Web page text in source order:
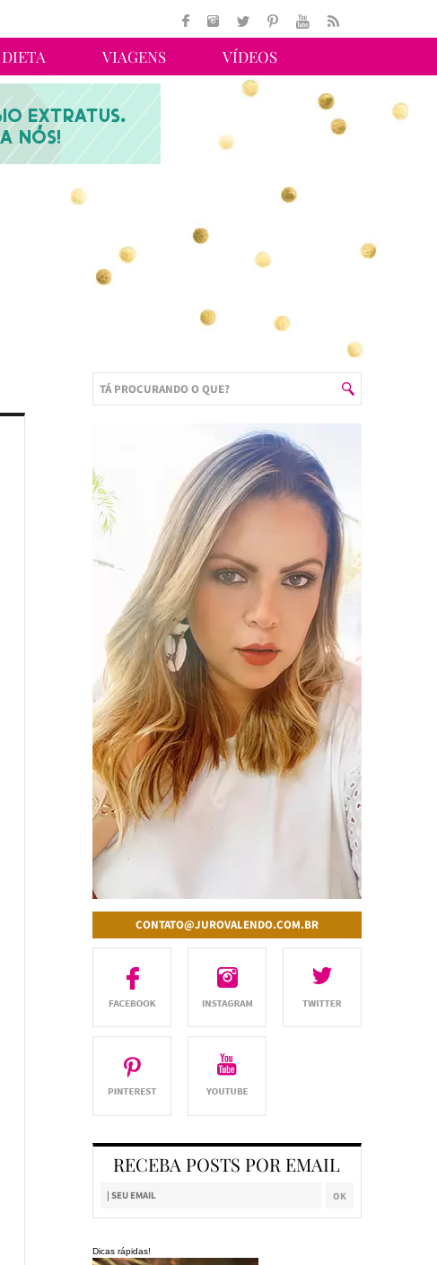
DIETA VIAGENS VÍDEOS
CONTATO@JUROVALENDO.COM.BR
RECEBA POSTS POR EMAIL
Dicas rápidas!